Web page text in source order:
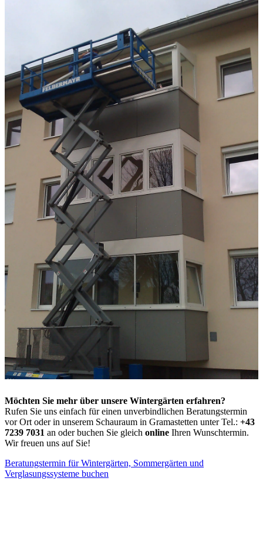
Möchten Sie mehr über unsere Wintergärten erfahren?
Rufen Sie uns einfach für einen unverbindlichen Beratungstermin
vor Ort oder in unserem Schauraum in Gramastetten unter Tel.: +43
7239 7031 an oder buchen Sie gleich online Ihren Wunschtermin.
Wir freuen uns auf Sie!
Beratungstermin für Wintergärten, Sommergärten und
Verglasungssysteme buchen